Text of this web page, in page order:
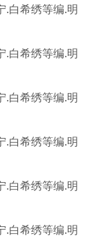
白希绣等编.明
白希绣等编.明
白希绣等编.明
白希绣等编.明
白希绣等编.明
白希绣等编.明